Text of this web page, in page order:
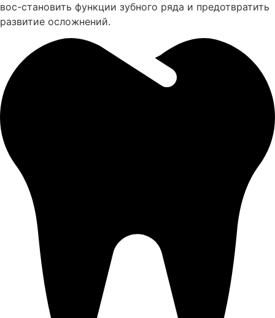
вос-становить функции зубного ряда и предотвратить
развитие осложнений.